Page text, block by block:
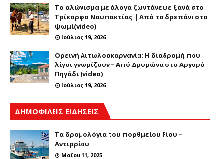
Το αλώνισμα με άλογα ζωντάνεψε ξανά στο
Τρίκορφο Ναυπακτίας | Από το δρεπάνι στο
ψωμί(video)
Ιούλιος 19, 2026
Ορεινή Αιτωλοακαρνανία: Η διαδρομή που
λίγοι γνωρίζουν – Από Δρυμώνα στο Αργυρό
Πηγάδι (video)
Ιούλιος 19, 2026
ΔΗΜΟΦΙΛΕΙΣ ΕΙΔΗΣΕΙΣ
Τα δρομολόγια του πορθμείου Ρίου –
Αντιρρίου
Μαΐου 11, 2025